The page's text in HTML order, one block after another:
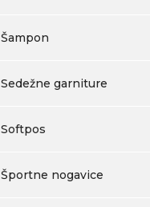
Šampon
Sedežne garniture
Softpos
Športne nogavice